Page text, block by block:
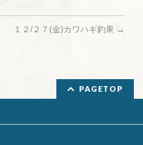
１２/２７(金)カワハギ釣果 →
PAGETOP